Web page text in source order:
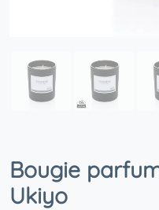
Bougie
Ukiyo